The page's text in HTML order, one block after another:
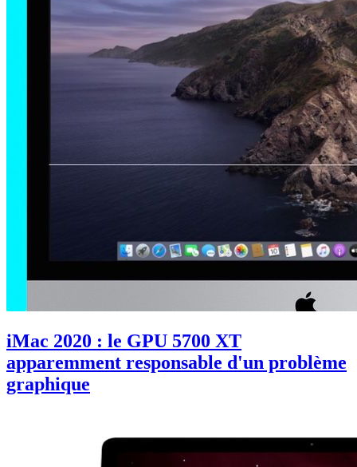
iMac 2020 : le GPU 5700 XT
apparemment responsable d'un problème
graphique